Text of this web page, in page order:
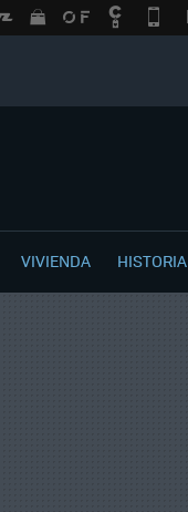
VIVIENDA HISTORIA